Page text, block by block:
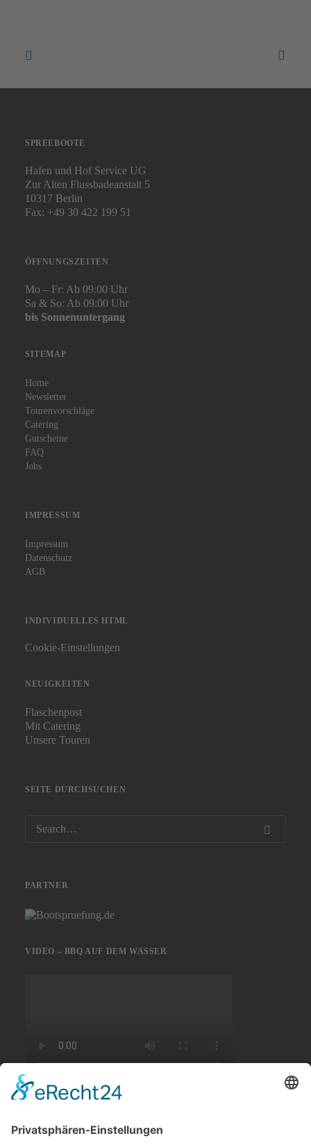
SPREEBOOTE
Hafen und Hof Service UG
Zur Alten Flussbadeanstalt 5
10317 Berlin
Fax: +49 30 422 199 51
ÖFFNUNGSZEITEN
Mo – Fr: Ab 09:00 Uhr
Sa & So: Ab 09:00 Uhr
bis Sonnenuntergang
SITEMAP
Home
Newsletter
Tourenvorschläge
Catering
Gutscheine
FAQ
Jobs
IMPRESSUM
Impressum
Datenschutz
AGB
INDIVIDUELLES HTML
Cookie-Einstellungen
NEUIGKEITEN
Flaschenpost
Mit Catering
Unsere Touren
SEITE DURCHSUCHEN
PARTNER
VIDEO – BBQ AUF DEM WASSER
BADEAUSFLUG ZUM MÜGGELSEE